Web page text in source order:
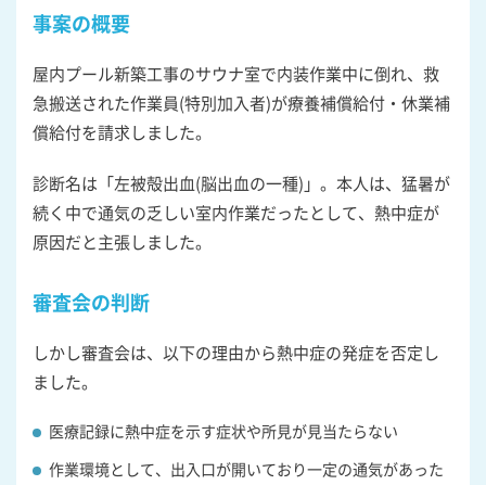
事案の概要
屋内プール新築工事のサウナ室で内装作業中に倒れ、救
急搬送された作業員(特別加入者)が療養補償給付・休業補
償給付を請求しました。
診断名は「左被殻出血(脳出血の一種)」。本人は、猛暑が
続く中で通気の乏しい室内作業だったとして、熱中症が
原因だと主張しました。
審査会の判断
しかし審査会は、以下の理由から熱中症の発症を否定し
ました。
医療記録に熱中症を示す症状や所見が見当たらない
作業環境として、出入口が開いており一定の通気があった